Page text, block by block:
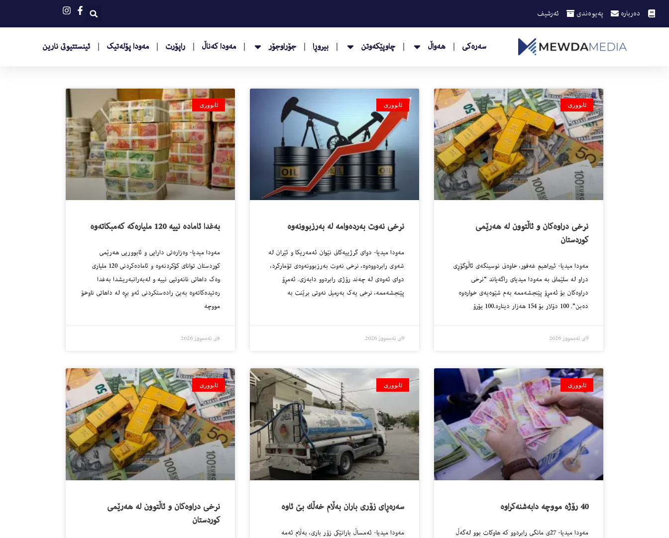
دەربارە پەیوەندی ئەرشیف
سەرەکی هەواڵ چاوپێکەوتن بیروڕا جۆراوجۆر مەودا کەناڵ راپۆرت مەودا پۆلەتیک ئینستتیوتى نارین
ئابووری
نرخى دراوه‌كان و ئاڵتوون له‌ هه‌رێمى
كوردستان
مه‌ودا میدیا- ئیبراهیم غه‌فور، خاوه‌نى نوسینگه‌ى ئاڵوگۆڕى
دراو له‌ سلێمانى به‌ مه‌ودا میدیاى راگه‌یاند “نرخى
دراوه‌كان بۆ ئه‌مڕۆ پێنجشه‌ممه‌ به‌م شێوه‌یه‌ى خواره‌وه‌
ده‌بن”. 100 دۆلار بۆ 154 هه‌زار دینارە.100 یۆرۆ
9ی تەممووز 2026
ئابووری
نرخى نه‌وت به‌رده‌وامه‌ له‌ به‌رزبوونه‌وه‌
مه‌ودا میدیا- دواى گرژییه‌كانى نێوان ئەمەریکا و ئێران له‌
شه‌وى رابردووه‌وه‌، نرخی نەوت به‌رزبوونه‌وه‌ى تۆمارکرد،
دواى ئه‌وه‌ى له‌ چه‌ند رۆژى رابردوو دابه‌زی. ئەمڕۆ
پێنجشەممە، نرخی یەک بەرمیل نەوتی برێنت بە
9ی تەممووز 2026
ئابووری
بەغدا ئامادە نییە 120 ملیارەکە کەمبکاتەوە
مەودا میدیا- وەزارەتی دارایی و ئابووریی هەرێمی
کوردستان توانای کۆکردنەوە و ئامادەکردنی 120 ملیاری
وەک داهاتی نانەوتیی نییە و لەبەرانبەریشدا بەغدا
رەتیدەکاتەوە بەبێ رادەستکردنی ئەو بڕە لە داهاتی ناوخۆ
مووچە
8ی تەممووز 2026
ئابووری
40 رۆژه‌ مووچه‌ دابه‌شنه‌كراوه‌
مه‌ودا میدیا- 27ى مانگى رابردوو كه‌ هاوكات بوو له‌گه‌ڵ
ئابووری
سه‌ره‌ڕاى زۆرى باران به‌ڵام خه‌ڵك بێ ئاوه‌
مه‌ودا میدیا- ئه‌مساڵ بارانێكى زۆر باری، به‌ڵام ئه‌مه‌
ئابووری
نرخى دراوه‌كان و ئاڵتوون له‌ هه‌رێمى
كوردستان